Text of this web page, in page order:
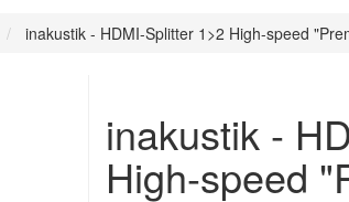
inakustik - HDMI-Splitter 1>2 High-speed
inakustik -
High-speed